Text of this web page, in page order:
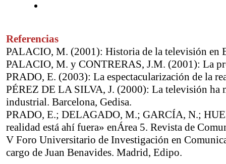
Referencias
PALACIO, M. (2001): Historia de la televisión en
PALACIO, M. y CONTRERAS, J.M. (2001): La
PRADO, E. (2003): La espectacularización de la
PÉREZ DE LA SILVA, J. (2000): La televisión ha
industrial. Barcelona, Gedisa.
PRADO, E.; DELAGADO, M.; GARCÍA, N.;
realidad está ahí fuera» enÁrea 5. Revista de
V Foro Universitario de Investigación en
cargo de Juan Benavides. Madrid, Edipo.